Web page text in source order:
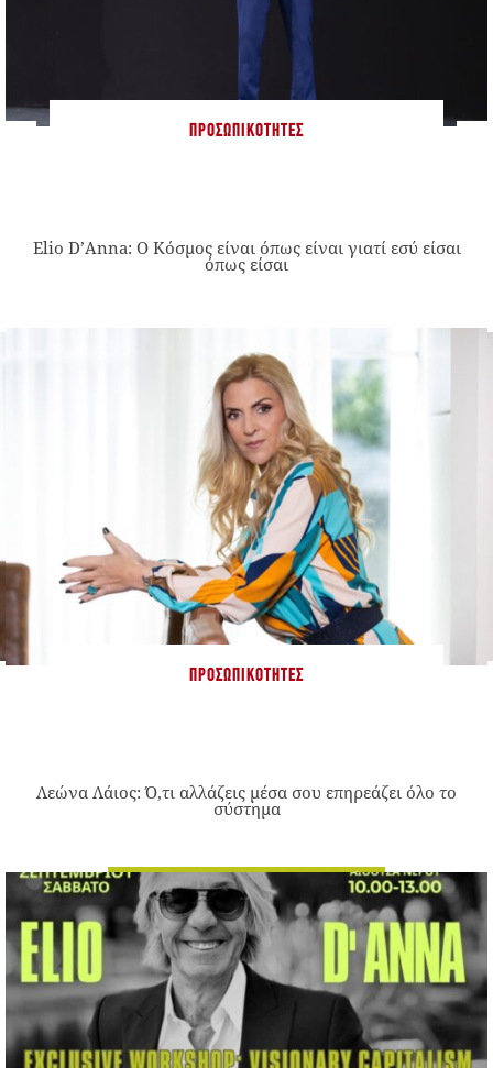
ΠΡΟΣΩΠΙΚΌΤΗΤΕΣ
Elio D’Anna: Ο Κόσμος είναι όπως είναι γιατί εσύ είσαι
όπως είσαι
ΠΡΟΣΩΠΙΚΌΤΗΤΕΣ
Λεώνα Λάιος: Ό,τι αλλάζεις μέσα σου επηρεάζει όλο το
σύστημα